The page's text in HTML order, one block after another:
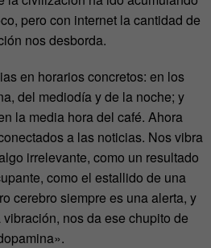
pero con internet la cantidad de
nos desborda.
en horarios concretos: en los
del mediodía y de la noche; y
la media hora del café. Ahora
a las noticias. Nos vibra
irrelevante, como un resultado
como el estallido de una
cerebro siempre es una alerta, y
nos da ese chupito de